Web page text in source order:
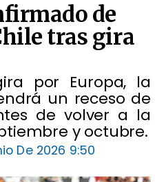
de
tras gira
por Europa, la
un receso de
de volver a la
y octubre.
De 2026 9:50